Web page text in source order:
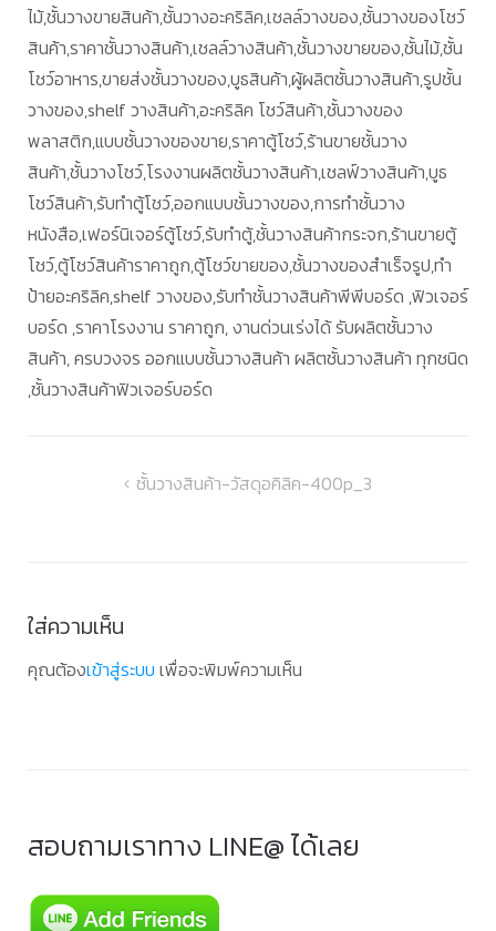
ไม้,ชั้นวางขายสินค้า,ชั้นวางอะคริลิค,เชลล์วางของ,ชั้นวางของโชว์
สินค้า,ราคาชั้นวางสินค้า,เชลล์วางสินค้า,ชั้นวางขายของ,ชั้นไม้,ชั้น
โชว์อาหาร,ขายส่งชั้นวางของ,บูธสินค้า,ผู้ผลิตชั้นวางสินค้า,รูปชั้น
วางของ,shelf วางสินค้า,อะคริลิค โชว์สินค้า,ชั้นวางของ
พลาสติก,แบบชั้นวางของขาย,ราคาตู้โชว์,ร้านขายชั้นวาง
สินค้า,ชั้นวางโชว์,โรงงานผลิตชั้นวางสินค้า,เชลฟ์วางสินค้า,บูธ
โชว์สินค้า,รับทำตู้โชว์,ออกแบบชั้นวางของ,การทำชั้นวาง
หนังสือ,เฟอร์นิเจอร์ตู้โชว์,รับทำตู้,ชั้นวางสินค้ากระจก,ร้านขายตู้
โชว์,ตู้โชว์สินค้าราคาถูก,ตู้โชว์ขายของ,ชั้นวางของสำเร็จรูป,ทำ
ป้ายอะคริลิค,shelf วางของ,รับทำชั้นวางสินค้าพีพีบอร์ด ,ฟิวเจอร์
บอร์ด ,ราคาโรงงาน ราคาถูก, งานด่วนเร่งได้ รับผลิตชั้นวาง
สินค้า, ครบวงจร ออกแบบชั้นวางสินค้า ผลิตชั้นวางสินค้า ทุกชนิด
,ชั้นวางสินค้าฟิวเจอร์บอร์ด
ชั้นวางสินค้า-วัสดุอคิลิค-400p_3
ใส่ความเห็น
คุณต้องเข้าสู่ระบบ เพื่อจะพิมพ์ความเห็น
สอบถามเราทาง LINE@ ได้เลย